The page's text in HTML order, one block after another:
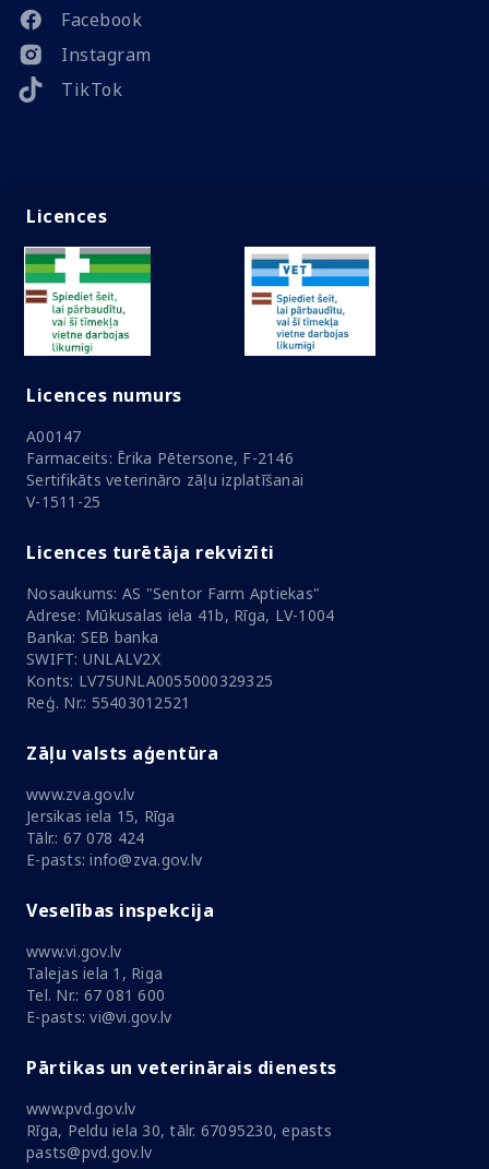
Facebook
Instagram
TikTok
Licences
Licences numurs
A00147
Farmaceits: Ērika Pētersone, F-2146
Sertifikāts veterināro zāļu izplatīšanai
V-1511-25
Licences turētāja rekvizīti
Nosaukums: AS "Sentor Farm Aptiekas"
Adrese: Mūkusalas iela 41b, Rīga, LV-1004
Banka: SEB banka
SWIFT: UNLALV2X
Konts: LV75UNLA0055000329325
Reģ. Nr.: 55403012521
Zāļu valsts aģentūra
www.zva.gov.lv
Jersikas iela 15, Rīga
Tālr.: 67 078 424
E-pasts: info@zva.gov.lv
Veselības inspekcija
www.vi.gov.lv
Talejas iela 1, Riga
Tel. Nr.: 67 081 600
E-pasts: vi@vi.gov.lv
Pārtikas un veterinārais dienests
www.pvd.gov.lv
Rīga, Peldu iela 30, tālr. 67095230, epasts
pasts@pvd.gov.lv